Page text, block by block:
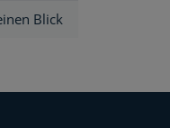
Blick